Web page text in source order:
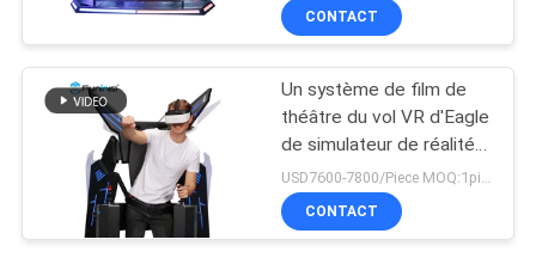
PRIVACY
POLICY
Simulateur de sport
VR
42
CONTACT
Un système de film de
théâtre du vol VR d'Eagle
de simulateur de réalité
virtuelle du joueur 9D
CONTACT